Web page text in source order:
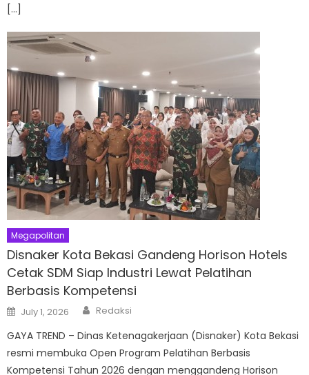
[…]
Megapolitan
Disnaker Kota Bekasi Gandeng Horison Hotels
Cetak SDM Siap Industri Lewat Pelatihan
Berbasis Kompetensi
Posted
on
July 1, 2026 Author
Redaksi
GAYA TREND – Dinas Ketenagakerjaan (Disnaker) Kota Bekasi
resmi membuka Open Program Pelatihan Berbasis
Kompetensi Tahun 2026 dengan menggandeng Horison